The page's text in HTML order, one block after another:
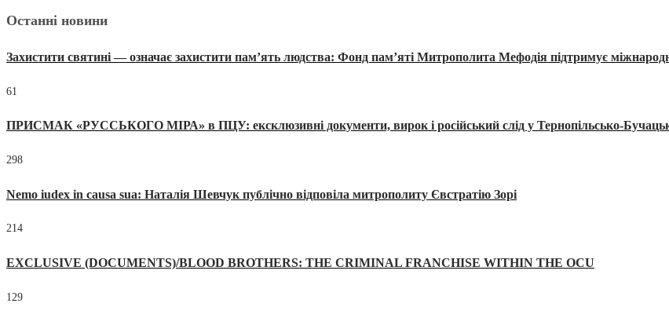
Останні новини
Захистити святині — означає захистити пам’ять людства: Фонд пам’яті Митрополита Мефодія підтримує
61
ПРИСМАК «РУССЬКОГО МІРА» в ПЦУ: ексклюзивні документи, вирок і російський слід у Тернопільсько-
298
Nemo iudex in causa sua: Наталія Шевчук публічно відповіла митрополиту Євстратію Зорі
214
EXCLUSIVE (DOCUMENTS)/BLOOD BROTHERS: THE CRIMINAL FRANCHISE WITHIN THE OCU
129